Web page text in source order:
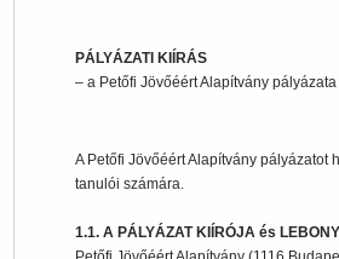
PÁLYÁZATI KIÍRÁS
– a Petőfi Jövőéért Alapítvány pályázata
A Petőfi Jövőéért Alapítvány pályázatot
tanulói számára.
1.1. A PÁLYÁZAT KIÍRÓJA és